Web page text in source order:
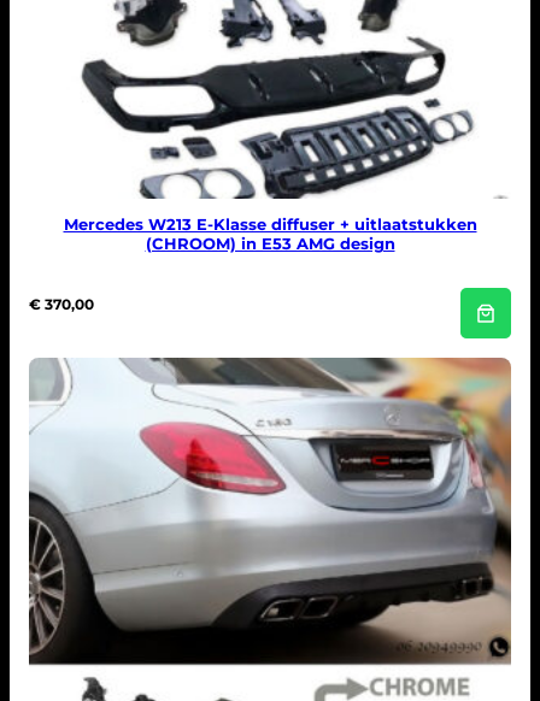
Mercedes W213 E-Klasse diffuser + uitlaatstukken
(CHROOM) in E53 AMG design
€ 370,00